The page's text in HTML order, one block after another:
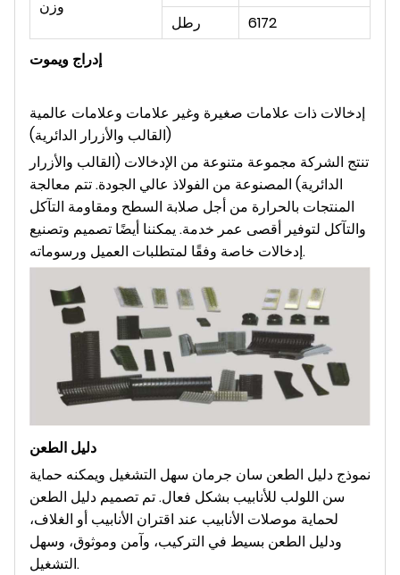
وزن
رطل
6172
إدراج ويموت
إدخالات ذات علامات صغيرة وغير علامات وعلامات عالمية
(القالب والأزرار الدائرية)
تنتج الشركة مجموعة متنوعة من الإدخالات (القالب والأزرار
الدائرية) المصنوعة من الفولاذ عالي الجودة. تتم معالجة
المنتجات بالحرارة من أجل صلابة السطح ومقاومة التآكل
والتآكل لتوفير أقصى عمر خدمة. يمكننا أيضًا تصميم وتصنيع
إدخالات خاصة وفقًا لمتطلبات العميل ورسوماته.
دليل الطعن
نموذج دليل الطعن سان جرمان سهل التشغيل ويمكنه حماية
سن اللولب للأنابيب بشكل فعال. تم تصميم دليل الطعن
لحماية موصلات الأنابيب عند اقتران الأنابيب أو الغلاف،
ودليل الطعن بسيط في التركيب، وآمن وموثوق، وسهل
التشغيل.